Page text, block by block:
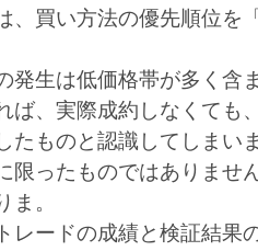
、買い方法の優先順位を
発生は低価格帯が多く含
ば、実際成約しなくても
たものと認識してしまい
限ったものではありませ
ま。
レードの成績と検証結果